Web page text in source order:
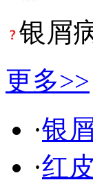
银屑
更多>>
·银
·红